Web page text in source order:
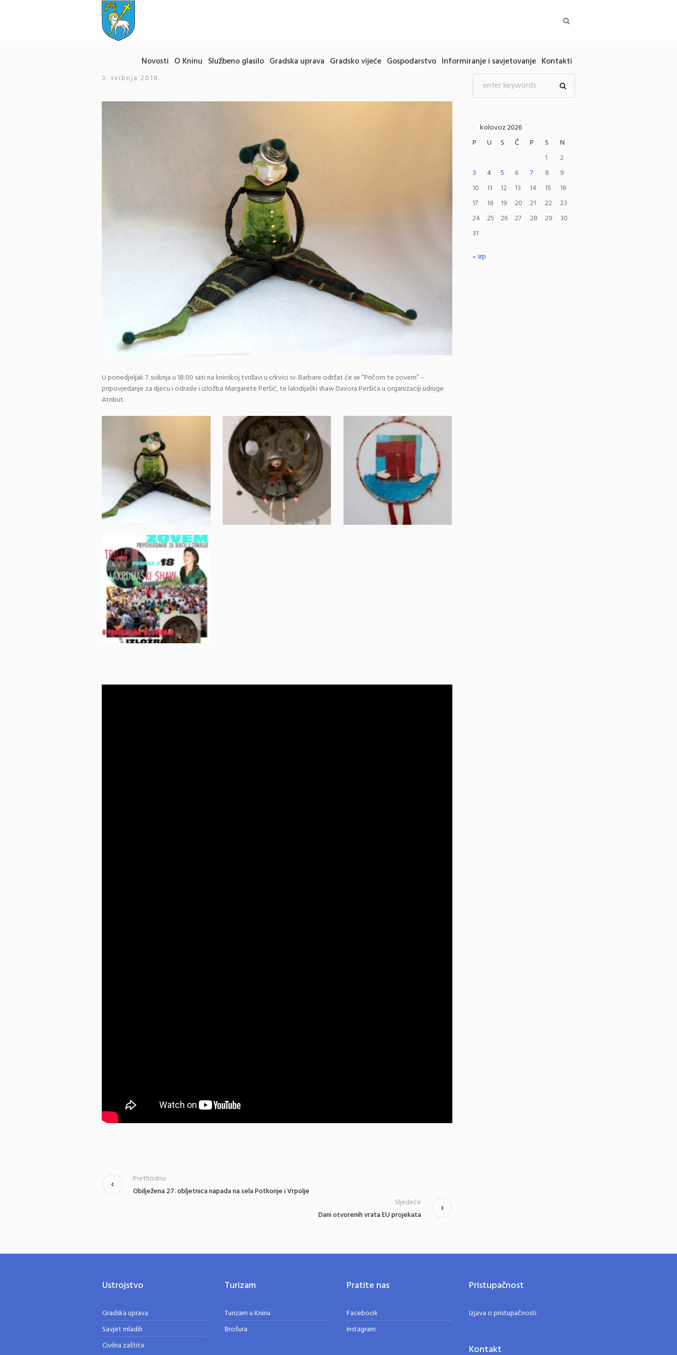
Novosti O Kninu Službeno glasilo Gradska uprava Gradsko vijeće Gospodarstvo Informiranje i savjetovanje Kontakti
3. svibnja 2018.
U ponedjeljak 7. svibnja u 18:00 sati na kninskoj tvrđavi u crkvici sv. Barbare održat će se ”Pričom te zovem” –
pripovjedanje za djecu i odrasle i izložba Margarete Peršić, te lakrdijaški shaw Davora Peršića u organizaciji udruge
Atribut.
Obilježena 27. obljetnica napada na sela Potkonje i Vrpolje
Prethodno
Dani otvorenih vrata EU projekata
Sljedeće
kolovoz 2026
P
U S Č P S
N
1
2
3
4 5 6 7 8
9
10
11 12 13 14 15
16
17
18 19 20 21 22
23
24
25 26 27 28 29
30
31
« srp
Ustrojstvo
Gradska uprava
Savjet mladih
Civilna zaštita
Turizam
Turizam u Kninu
Brošura
Pratite nas
Facebook
Instagram
Pristupačnost
Izjava o pristupačnosti
Kontakt